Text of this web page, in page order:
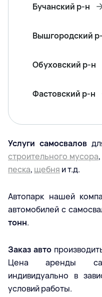
Услуги самосвалов
строительного мусора
песка, щебня и т.д.
Автопарк нашей
автомобилей с
тонн.
Заказ авто
Цена аренды
индивидуально в
условий работы.
Бучанский р-н
Вышгородский
Обуховский р-н
Фастовский р-н